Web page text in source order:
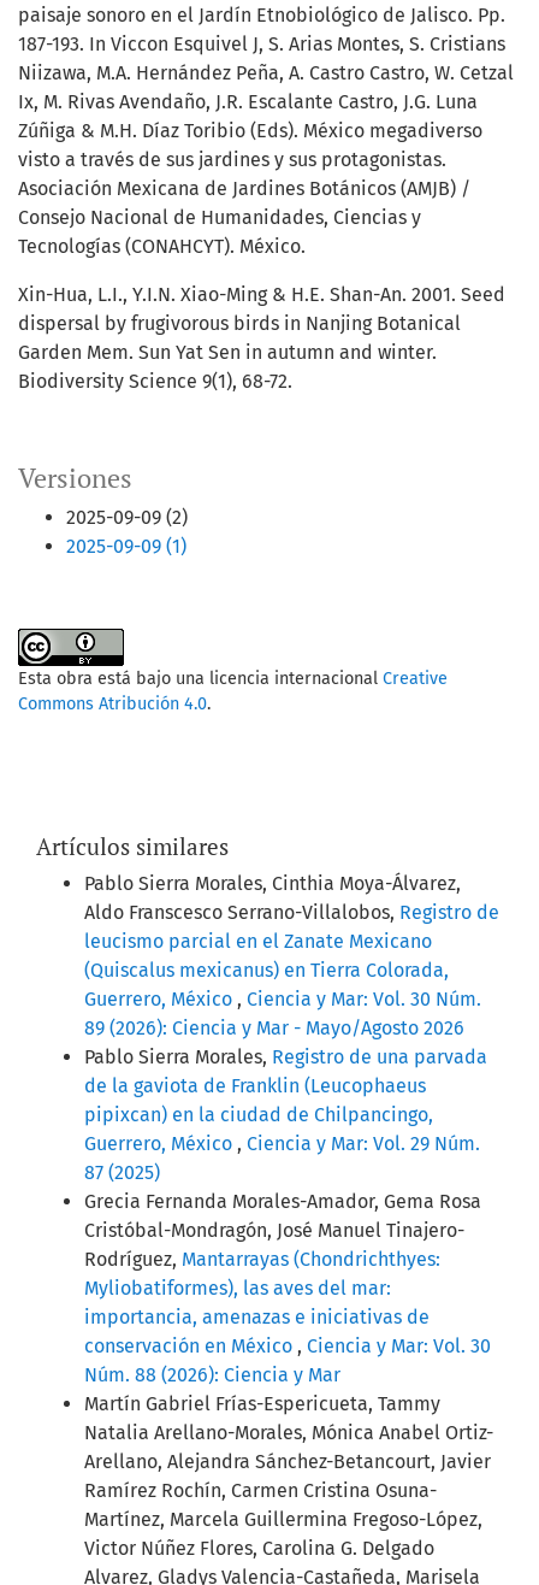
Versiones
2025-09-09 (2)
2025-09-09 (1)
paisaje sonoro en el Jardín Etnobiológico de Jalisco. Pp.
187-193. In Viccon Esquivel J, S. Arias Montes, S. Cristians
Niizawa, M.A. Hernández Peña, A. Castro Castro, W. Cetzal
Ix, M. Rivas Avendaño, J.R. Escalante Castro, J.G. Luna
Zúñiga & M.H. Díaz Toribio (Eds). México megadiverso
visto a través de sus jardines y sus protagonistas.
Asociación Mexicana de Jardines Botánicos (AMJB) /
Consejo Nacional de Humanidades, Ciencias y
Tecnologías (CONAHCYT). México.
Xin-Hua, L.I., Y.I.N. Xiao-Ming & H.E. Shan-An. 2001. Seed
dispersal by frugivorous birds in Nanjing Botanical
Garden Mem. Sun Yat Sen in autumn and winter.
Biodiversity Science 9(1), 68-72.
Esta obra está bajo una licencia internacional Creative
Commons Atribución 4.0.
Artículos similares
Pablo Sierra Morales, Cinthia Moya-Álvarez,
Aldo Franscesco Serrano-Villalobos, Registro de
leucismo parcial en el Zanate Mexicano
(Quiscalus mexicanus) en Tierra Colorada,
Guerrero, México , Ciencia y Mar: Vol. 30 Núm.
89 (2026): Ciencia y Mar - Mayo/Agosto 2026
Pablo Sierra Morales, Registro de una parvada
de la gaviota de Franklin (Leucophaeus
pipixcan) en la ciudad de Chilpancingo,
Guerrero, México , Ciencia y Mar: Vol. 29 Núm.
87 (2025)
Grecia Fernanda Morales-Amador, Gema Rosa
Cristóbal-Mondragón, José Manuel Tinajero-
Rodríguez, Mantarrayas (Chondrichthyes:
Myliobatiformes), las aves del mar:
importancia, amenazas e iniciativas de
conservación en México , Ciencia y Mar: Vol. 30
Núm. 88 (2026): Ciencia y Mar
Martín Gabriel Frías-Espericueta, Tammy
Natalia Arellano-Morales, Mónica Anabel Ortiz-
Arellano, Alejandra Sánchez-Betancourt, Javier
Ramírez Rochín, Carmen Cristina Osuna-
Martínez, Marcela Guillermina Fregoso-López,
Victor Núñez Flores, Carolina G. Delgado
Alvarez, Gladys Valencia-Castañeda, Marisela